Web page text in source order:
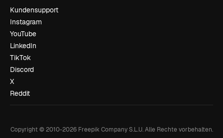
Kundensupport
Instagram
YouTube
LinkedIn
TikTok
Discord
X
Reddit
Copyright © 2010-2026Freepik Company S.L.U. Alle Rechte vorbehalten.